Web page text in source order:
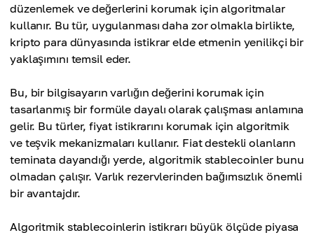
düzenlemek ve değerlerini korumak için algoritmalar
kullanır. Bu tür, uygulanması daha zor olmakla birlikte,
kripto para dünyasında istikrar elde etmenin yenilikçi bir
yaklaşımını temsil eder.
Bu, bir bilgisayarın varlığın değerini korumak için
tasarlanmış bir formüle dayalı olarak çalışması anlamına
gelir. Bu türler, fiyat istikrarını korumak için algoritmik
ve teşvik mekanizmaları kullanır. Fiat destekli olanların
teminata dayandığı yerde, algoritmik stablecoinler bunu
olmadan çalışır. Varlık rezervlerinden bağımsızlık önemli
bir avantajdır.
Algoritmik stablecoinlerin istikrarı büyük ölçüde piyasa